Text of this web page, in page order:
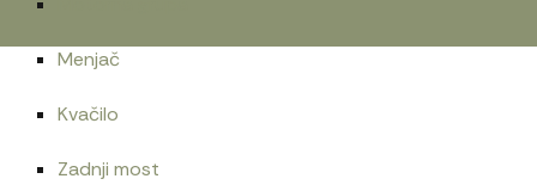
Menjač
Kvačilo
Zadnji most